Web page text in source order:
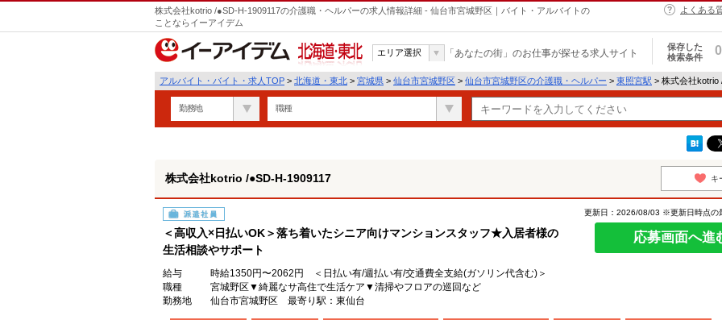
株式会社kotrio /●SD-H-1909117の介護職・ヘルパーの求人情報詳細 - 仙台市宮城野区｜バイト・アルバイトの
ことならイーアイデム
よくある
北海道・東北
エリア選択 「あなたの街」のお仕事が探せる求人サイト
保存した
検索条件
0
アルバイト・バイト・求人TOP > 北海道・東北 > 宮城県 > 仙台市宮城野区 > 仙台市宮城野区の介護職・ヘルパー > 東照宮駅 > 株式会社kotrio
勤務地 職種
株式会社kotrio /●SD-H-1909117 キ
派遣社員
＜高収入×日払いOK＞落ち着いたシニア向けマンションスタッフ★入居者様の
生活相談やサポート
更新日：2026/08/03 ※更新日時点の
応募画面へ進
給与
時給1350円〜2062円 ＜日払い有/週払い有/交通費全支給(ガソリン代含む)＞
職種
宮城野区▼綺麗なサ高住で生活ケア▼清掃やフロアの巡回など
勤務地
仙台市宮城野区 最寄り駅：東仙台